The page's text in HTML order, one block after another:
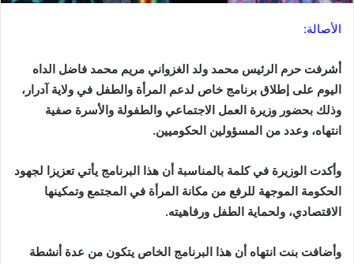
الأصالة:
أشرفت حرم الرئيس محمد ولد الغزواني مريم محمد فاضل الداه
اليوم على إطلاق برنامج خاص لدعم المرأة والطفل في ولاية آدرار،
وذلك بحضور وزيرة العمل الاجتماعي والطفولة والأسرة صفية
انتهاه، وعدد من المسؤولين الحكوميين.
وأكدت الوزيرة في كلمة بالمناسبة أن هذا البرنامج يأتي تعزيزا لجهود
الحكومة الموجهة للرفع من مكانة المرأة في المجتمع وتمكينها
الاقتصادي، ولحماية الطفل ورفاهيته.
وأضافت بنت انتهاه أن هذا البرنامج الخاص يتكون من عدة أنشطة